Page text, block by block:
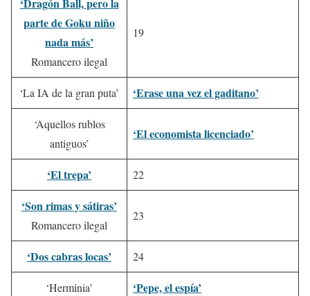
parte de Goku niño
nada más’
Romancero ilegal
19
‘La IA de la gran puta’ ‘Erase una vez el gaditano’
‘Aquellos rublos
antiguos’
‘El economista licenciado’
‘El trepa’ 22
‘Son rimas y sátiras’
Romancero ilegal
23
‘Dos cabras locas’ 24
‘Herminia’ ‘Pepe, el espía’